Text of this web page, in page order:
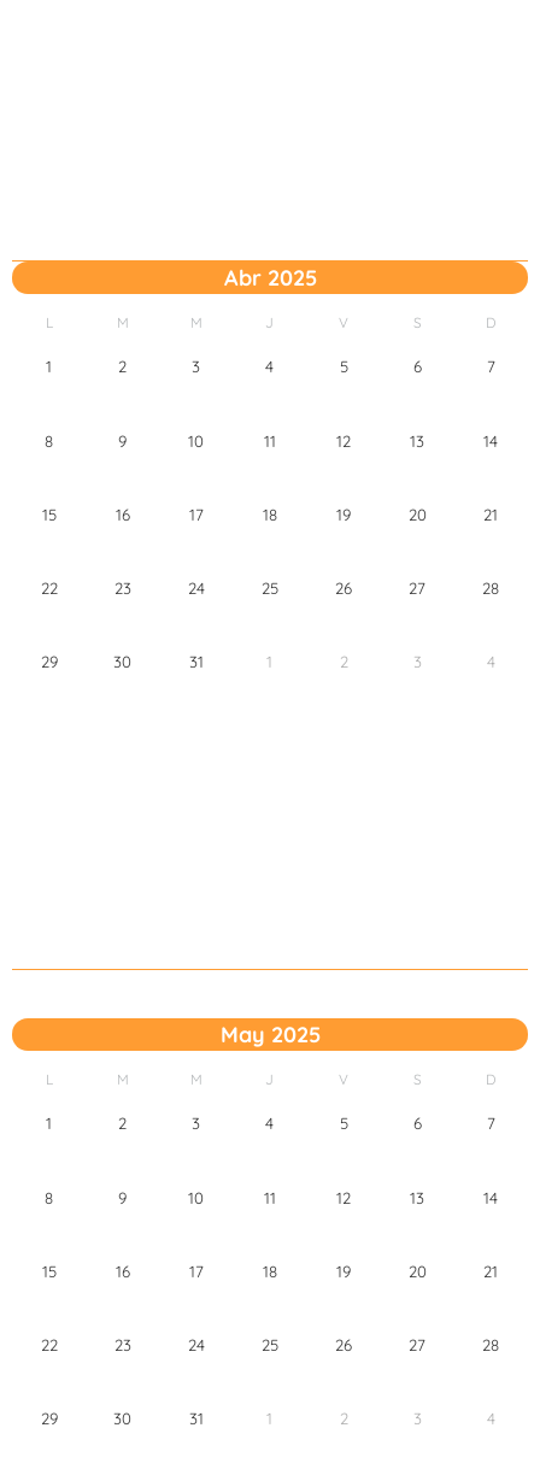
Abr 2025
L M M J V S D
1 2 3 4 5 6 7
8 9 10 11 12 13 14
15 16 17 18 19 20 21
22 23 24 25 26 27 28
29 30 31 1 2 3 4
May 2025
L M M J V S D
1 2 3 4 5 6 7
8 9 10 11 12 13 14
15 16 17 18 19 20 21
22 23 24 25 26 27 28
29 30 31 1 2 3 4